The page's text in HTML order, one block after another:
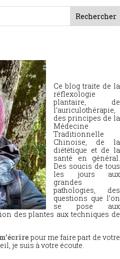
Ce blog traite de la
réflexologie
plantaire, de
l’auriculothérapie,
des principes de la
Médecine
Traditionnelle
Chinoise, de la
diététique et de la
santé en général.
Des soucis de tous
les jours aux
grandes
pathologies, des
questions que l’on
se pose aux
des plantes aux techniques de
m’écrire pour me faire part de votre
je suis à votre écoute.